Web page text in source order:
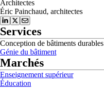
Architectes
Éric Painchaud, architectes
Services
Conception de bâtiments durables
Génie du bâtiment
Marchés
Enseignement supérieur
Éducation